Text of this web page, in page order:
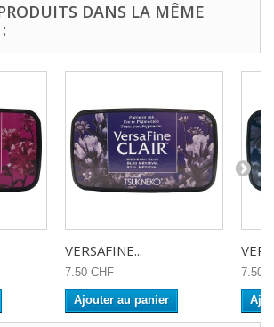
DANS LA MÊME
VERSAFINE...
7.50 CHF
Ajouter au panier
7.50